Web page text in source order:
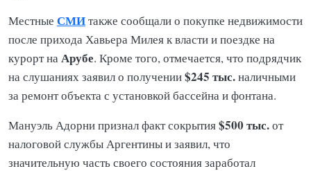
Местные СМИтакже сообщали о покупке недвижимости
после прихода Хавьера Милея к власти и поездке на
курорт наАрубе. Кроме того, отмечается, что подрядчик
на слушаниях заявил о получении$245 тыс.наличными
за ремонт объекта с установкой бассейна и фонтана.
Мануэль Адорни признал факт сокрытия$500 тыс.от
налоговой службы Аргентины и заявил, что
значительную часть своего состояния заработал